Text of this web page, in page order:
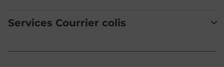
Services Courrier colis